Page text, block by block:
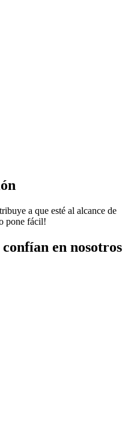
a que esté al alcance de
pone fácil!
en nosotros